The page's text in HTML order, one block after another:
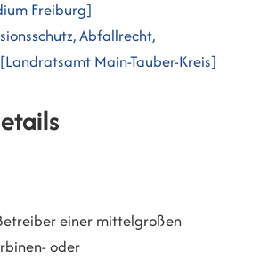
Freiburg]
Abfallrecht,
Main-Tauber-Kreis]
einer mittelgroßen
oder